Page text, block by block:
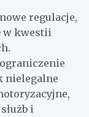
regulacje,
w kwestii
nielegalne
i